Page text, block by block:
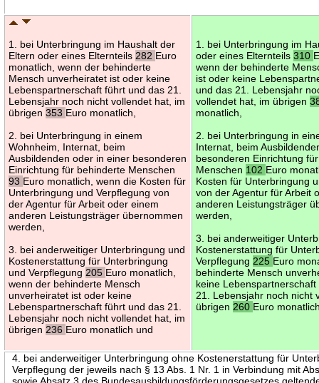
1. bei Unterbringung im Haushalt der
Eltern oder eines Elternteils 282 Euro
monatlich, wenn der behinderte
Mensch unverheiratet ist oder keine
Lebenspartnerschaft führt und das 21.
Lebensjahr noch nicht vollendet hat, im
übrigen353 Euro monatlich,
2. bei Unterbringung in einem
Wohnheim, Internat, beim
Ausbildenden oder in einer besonderen
Einrichtung für behinderte Menschen
93 Euro monatlich, wenn die Kosten für
Unterbringung und Verpflegung von
der Agentur für Arbeit oder einem
anderen Leistungsträger übernommen
werden,
3. bei anderweitiger Unterbringung und
Kostenerstattung für Unterbringung
und Verpflegung 205 Euro monatlich,
wenn der behinderte Mensch
unverheiratet ist oder keine
Lebenspartnerschaft führt und das 21.
Lebensjahr noch nicht vollendet hat, im
übrigen 236 Euro monatlich und
1. bei Unterbringung im
oder eines Elternteils310
wenn der behinderte
ist oder keine
und das 21. Lebensjahr
vollendet hat, im übrigen
monatlich,
2. bei Unterbringung in
Internat, beim
besonderen Einrichtung
Menschen 102 Euro
Kosten für Unterbringung
von der Agentur für Arbeit
anderen Leistungsträger
werden,
3. bei anderweitiger
Kostenerstattung für
Verpflegung 225 Euro
behinderte Mensch
keine
21. Lebensjahr noch nicht
übrigen 260 Euro
4. bei anderweitiger Unterbringung ohne Kostenerstattung für
Verpflegung der jeweils nach § 13 Abs. 1 Nr. 1 in Verbindung mit
sowie Absatz 3 des Bundesausbildungsförderungsgesetzes